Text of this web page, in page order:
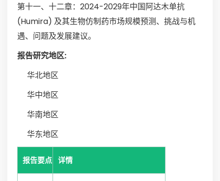
第十一、十二章：2024-2029年中国阿达木单抗
(Humira) 及其生物仿制药市场规模预测、挑战与机
遇、问题及发展建议。
报告研究地区:
华北地区
华中地区
华南地区
华东地区
报告要点 详情